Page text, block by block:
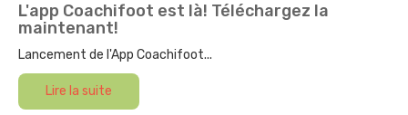
L'app Coachifoot est là! Téléchargez la
maintenant!
Lancement de l'App Coachifoot...
Lire la suite